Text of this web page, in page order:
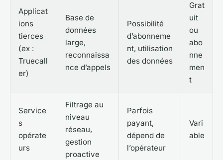
Applicat
ions
tierces
(ex :
Truecall
er)
Base de
données
large,
reconnaissa
nce d’appels
Possibilité
d’abonneme
nt, utilisation
des données
Grat
uit
ou
abo
nne
men
t
Service
s
opérate
urs
Filtrage au
niveau
réseau,
gestion
proactive
Parfois
payant,
dépend de
l’opérateur
Vari
able